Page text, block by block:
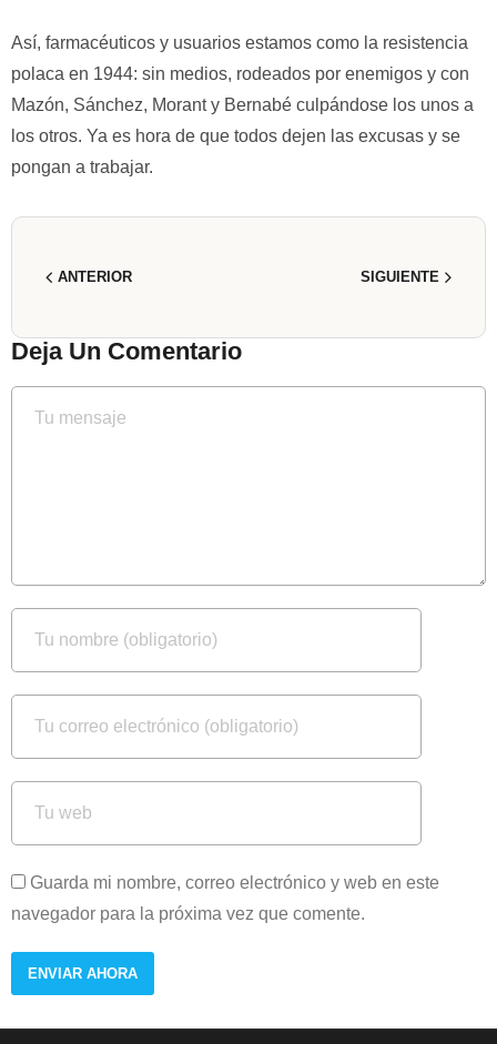
Así, farmacéuticos y usuarios estamos como la resistencia
polaca en 1944: sin medios, rodeados por enemigos y con
Mazón, Sánchez, Morant y Bernabé culpándose los unos a
los otros. Ya es hora de que todos dejen las excusas y se
pongan a trabajar.
ANTERIOR SIGUIENTE
Deja Un Comentario
Guarda mi nombre, correo electrónico y web en este
navegador para la próxima vez que comente.